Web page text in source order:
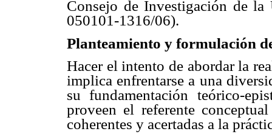
Consejo de Investigación de
050101-1316/06).
Planteamiento y formulación
Hacer el intento de abordar la
implica enfrentarse a una
su fundamentación teórico-
proveen el referente
coherentes y acertadas a la